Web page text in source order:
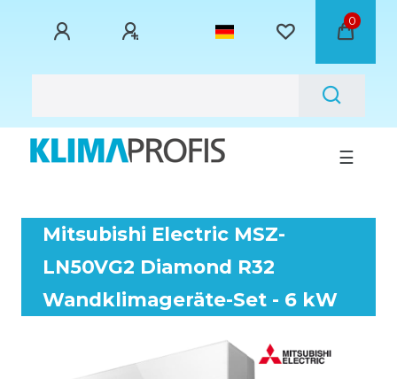
0
☰
Mitsubishi Electric MSZ-
LN50VG2 Diamond R32
Wandklimageräte-Set - 6 kW